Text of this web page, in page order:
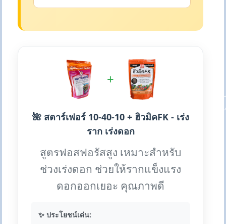
+
🌺 สตาร์เฟอร์ 10-40-10 + ฮิวมิคFK - เร่ง
ราก เร่งดอก
สูตรฟอสฟอรัสสูง เหมาะสำหรับ
ช่วงเร่งดอก ช่วยให้รากแข็งแรง
ดอกออกเยอะ คุณภาพดี
✨ ประโยชน์เด่น: